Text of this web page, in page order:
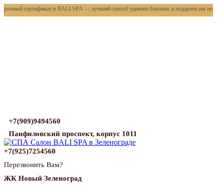
сертификат в BALI SPA — лучший способ удивить близких и подарить им
+7(909)9494560
Панфиловский проспект, корпус 1011
+7(925)7254560
Перезвонить Вам?
ЖК Новый Зеленоград